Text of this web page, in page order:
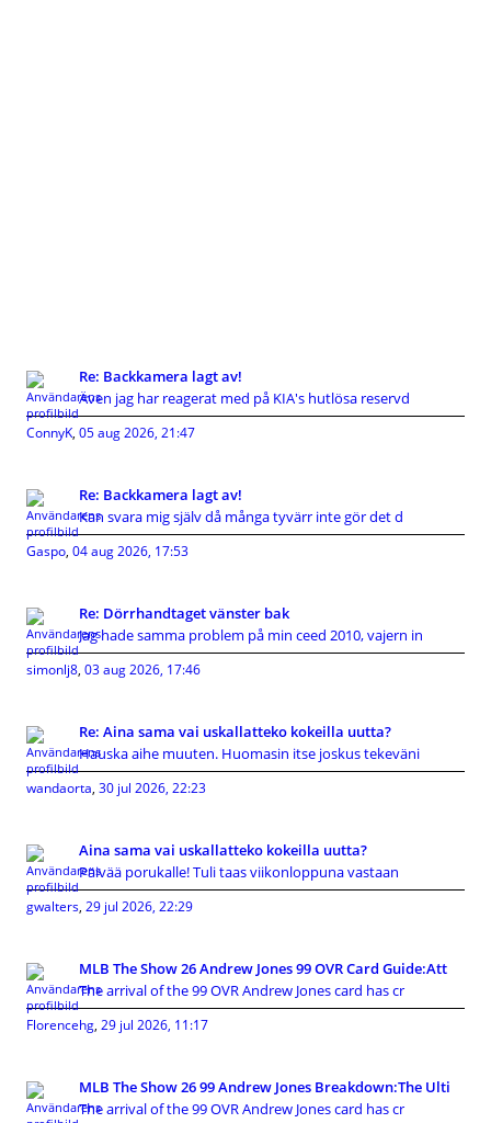
Re: Backkamera lagt av!
Även jag har reagerat med på KIA's hutlösa reservd
ConnyK, 05 aug 2026, 21:47
Re: Backkamera lagt av!
Kan svara mig själv då många tyvärr inte gör det d
Gaspo, 04 aug 2026, 17:53
Re: Dörrhandtaget vänster bak
Jag hade samma problem på min ceed 2010, vajern in
simonlj8, 03 aug 2026, 17:46
Re: Aina sama vai uskallatteko kokeilla uutta?
Hauska aihe muuten. Huomasin itse joskus tekeväni
wandaorta, 30 jul 2026, 22:23
Aina sama vai uskallatteko kokeilla uutta?
Päivää porukalle! Tuli taas viikonloppuna vastaan
gwalters, 29 jul 2026, 22:29
MLB The Show 26 Andrew Jones 99 OVR Card Guide:Att
The arrival of the 99 OVR Andrew Jones card has cr
Florencehg, 29 jul 2026, 11:17
MLB The Show 26 99 Andrew Jones Breakdown:The Ulti
The arrival of the 99 OVR Andrew Jones card has cr